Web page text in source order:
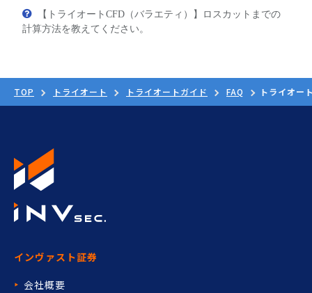
【トライオートCFD（バラエティ）】ロスカットまでの
計算方法を教えてください。
TOP トライオート トライオートガイド FAQ トライオー
インヴァスト証券
会社概要